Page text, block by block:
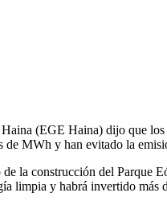
(EGE Haina) dijo que
MWh y han evitado la
la construcción del Parque
limpia y habrá invertido más